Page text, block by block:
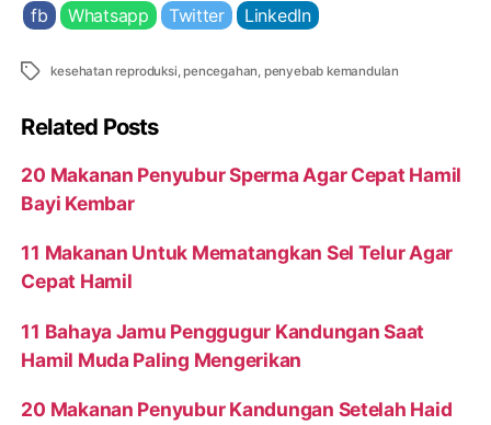
fb Whatsapp Twitter LinkedIn
Tags kesehatan reproduksi ,pencegahan penyebab kemandulan
Related Posts
20 Makanan Penyubur Sperma Agar Cepat Hamil
Bayi Kembar
11 Makanan Untuk Mematangkan Sel Telur Agar
Cepat Hamil
11 Bahaya Jamu Penggugur Kandungan Saat
Hamil Muda Paling Mengerikan
20 Makanan Penyubur Kandungan Setelah Haid